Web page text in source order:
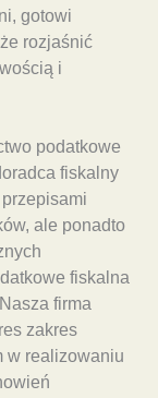
gotowi
rozjaśnić
i
podatkowe
fiskalny
ale ponadto
fiskalna
firma
zakres
w realizowaniu